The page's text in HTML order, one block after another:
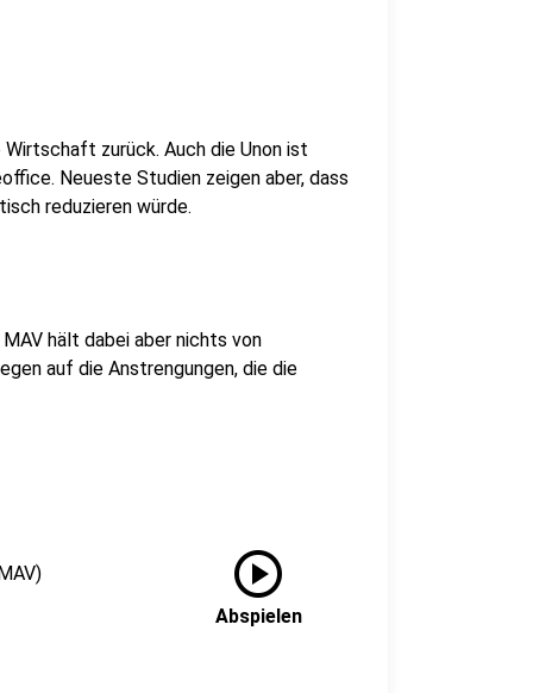
zurück. Auch die Unon ist
Neueste Studien zeigen aber, dass
reduzieren würde.
hält dabei aber nichts von
auf die Anstrengungen, die die
play_circle
Abspielen